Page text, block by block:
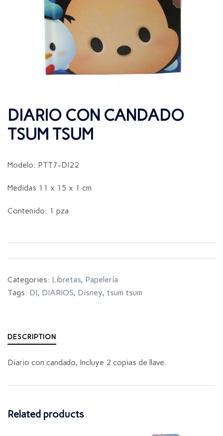
DIARIO CON CANDADO
TSUM TSUM
Modelo: PTT7-DI22
Medidas 11 x 15 x 1 cm
Contenido: 1 pza
Categories: Libretas, Papelería
Tags: DI, DIARIOS, Disney, tsum tsum
DESCRIPTION
Diario con candado, Incluye 2 copias de llave.
Related products